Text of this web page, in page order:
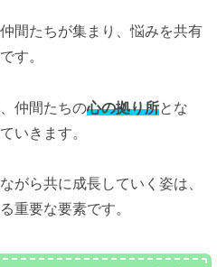
間たちが集まり、悩みを共有
す。
仲間たちの心の拠り所とな
いきます。
がら共に成長していく姿は、
重要な要素です。